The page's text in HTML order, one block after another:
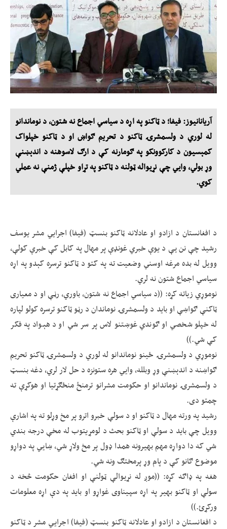
آریانانیوز: فيفا؛ د ټاکنو په اړه د سياسي اجماع نه شتون، د نوماندانو
له لوري د ولسمشرۍ ټاکنو د تحریم ګواښ او د ټاکنو خپلواک
کمېسيون د کارکوونکو په ګومارنه کې د ارګ لاسوهنه د اندېښنې
وړ بولي، وايي چې نړيواله ټولنه د ټاکنو په تړاو خپلې ژمنې نه عملي
کوي.
د افغانستان د ازادو او عادلانه ټاکنو بنسټ (فيفا) اجرایي مشر یوسف
رشيد چې نن يې د یوې خبري غونډې پر مهال په کابل کې خبرې کولې،
وويل له بده مرغه اوسني وضعیت ته په کتو د ټاکنو ترسره کېدو په اړه
سياسي اجماع شتون نه لري.
نوموړي زياته کړه: ((د سياسي اجماع نه شتون، باوري، رڼې او د معیاری
ټاکنې ګواښې او باید د ولسمشرۍ نوماندان د رڼو ټاکنو ترسره کولو لپاره
له خپلو شخصي او ګوندي غوښتنو لاس پر سر شي او د هېواد په فکر
کې شي.))
نوموړي د ولسمشرۍ ځينو نوماندانو له لوري د ولسمشرۍ ټاکنو تحريم
ګواښنه د اندېښنې وړ وبلله، وايي هره ستونزه د حل لار لري، دغه بنسټ
د ولسمشرۍ نوماندانو او حکومت مشرانو ترمنځ منځګړتيا او هوکړې ته
چمتو دی.
رشيد په ورته مهال د ټاکنو او د سولې خبرو اترو پر مخ وړلو ته په اشارې
وويل چې باید د سولې او ټاکنو بحث د لومړیتوب له مخې درجه بندي
شي که دا دواړه مهم بهيرونه همدا ډول پر مخ ولاړ شي، ښايي په دواړو
موضوع ګانو کې د پام وړ پرمختګ ونه شي.
هغه په ډاګه کړه: ((موږ له نړيوالې ټولنې او افغان حکومت څخه د
سولې او ټاکنو بهیر په اړه سپيناوی غواړو او باید په دې اړه معلومات
ورکړئ.))
د افغانستان د ازادو او عادلانه ټاکنو بنسټ (فيفا) اجرایي مشر د ټاکنو